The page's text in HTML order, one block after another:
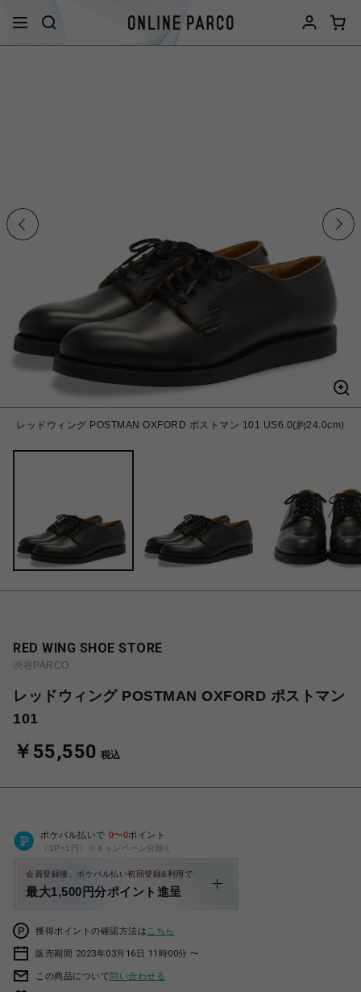
レッドウィング POSTMAN OXFORD ポストマン 101 US6.0(約24.0cm)
RED WING SHOE STORE
渋谷PARCO
レッドウィング POSTMAN OXFORD ポストマン
101
￥55,550 税込
ポケパル払いで 0〜0ポイント
（1P=1円）※キャンペーン分除く
会員登録後、ポケパル払い初回登録&利用で
最大1,500円分ポイント進呈
獲得ポイントの確認方法は こちら
販売期間 2023年03月16日 11時00分 〜
この商品について問い合わせる